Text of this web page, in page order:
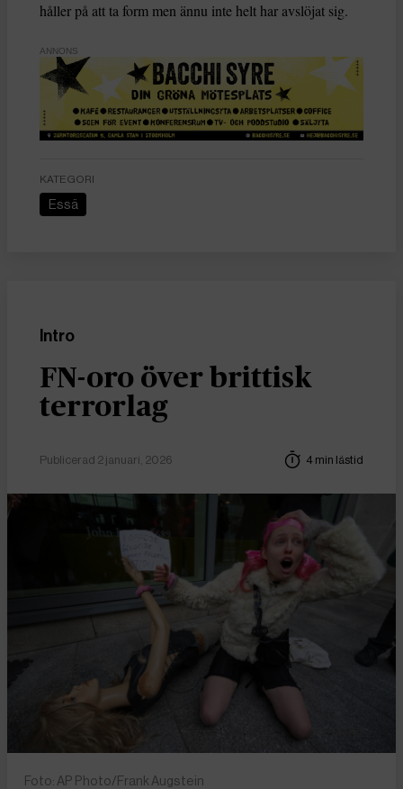
håller på att ta form men ännu inte helt har avslöjat sig.
ANNONS
KATEGORI
Essä
Intro
FN-oro över brittisk
terrorlag
Publicerad 2 januari, 2026 4 min lästid
Foto: AP Photo/Frank Augstein